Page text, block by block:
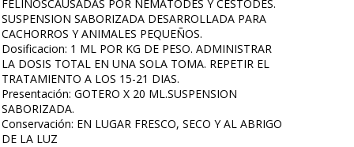
FELINOSCAUSADAS POR NEMATODES Y CESTODES.
SUSPENSION SABORIZADA DESARROLLADA PARA
CACHORROS Y ANIMALES PEQUEÑOS.
Dosificacion: 1 ML POR KG DE PESO. ADMINISTRAR
LA DOSIS TOTAL EN UNA SOLA TOMA. REPETIR EL
TRATAMIENTO A LOS 15-21 DIAS.
Presentación: GOTERO X 20 ML.SUSPENSION
SABORIZADA.
Conservación: EN LUGAR FRESCO, SECO Y AL ABRIGO
DE LA LUZ